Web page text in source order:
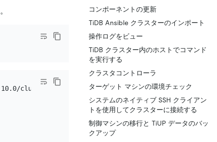
cluster
コンポーネントの更新
TiDB Ansible クラスターのインポート
操作ログをビュー
TiDB クラスター内のホストでコマンド
を実行する
クラスタコントローラ
ターゲット マシンの環境チェック
システムのネイティブ SSH クライアン
トを使用してクラスターに接続する
制御マシンの移行と TiUP データのバッ
クアップ